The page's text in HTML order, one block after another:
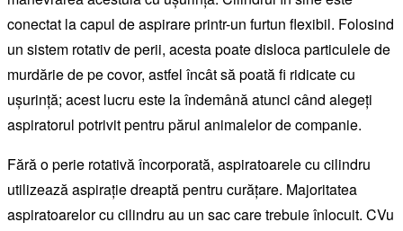
conectat la capul de aspirare printr-un furtun flexibil. Folosind
un sistem rotativ de perii, acesta poate disloca particulele de
murdărie de pe covor, astfel încât să poată fi ridicate cu
ușurință; acest lucru este la îndemână atunci când alegeți
aspiratorul potrivit pentru părul animalelor de companie.
Fără o perie rotativă încorporată, aspiratoarele cu cilindru
utilizează aspirație dreaptă pentru curățare. Majoritatea
aspiratoarelor cu cilindru au un sac care trebuie înlocuit. CVu